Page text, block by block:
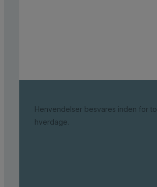
Henvendelser besvares inden for to
hverdage.